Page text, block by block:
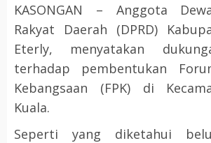
KASONGAN – Anggota
Rakyat Daerah (DPRD)
Eterly, menyatakan
terhadap pembentukan
Kebangsaan (FPK) di
Kuala.
Seperti yang diketahui